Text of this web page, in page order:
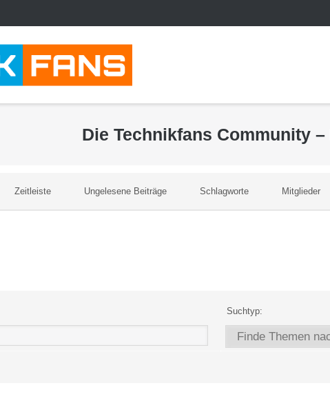
Die Technikfans Community
Zeitleiste Ungelesene Beiträge Schlagworte Mitglieder
Suchtyp: